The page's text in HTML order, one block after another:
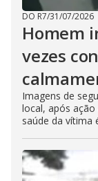
DO R7/31/07/2026
Homem
vezes
Imagens de
local, após
saúde da vítima